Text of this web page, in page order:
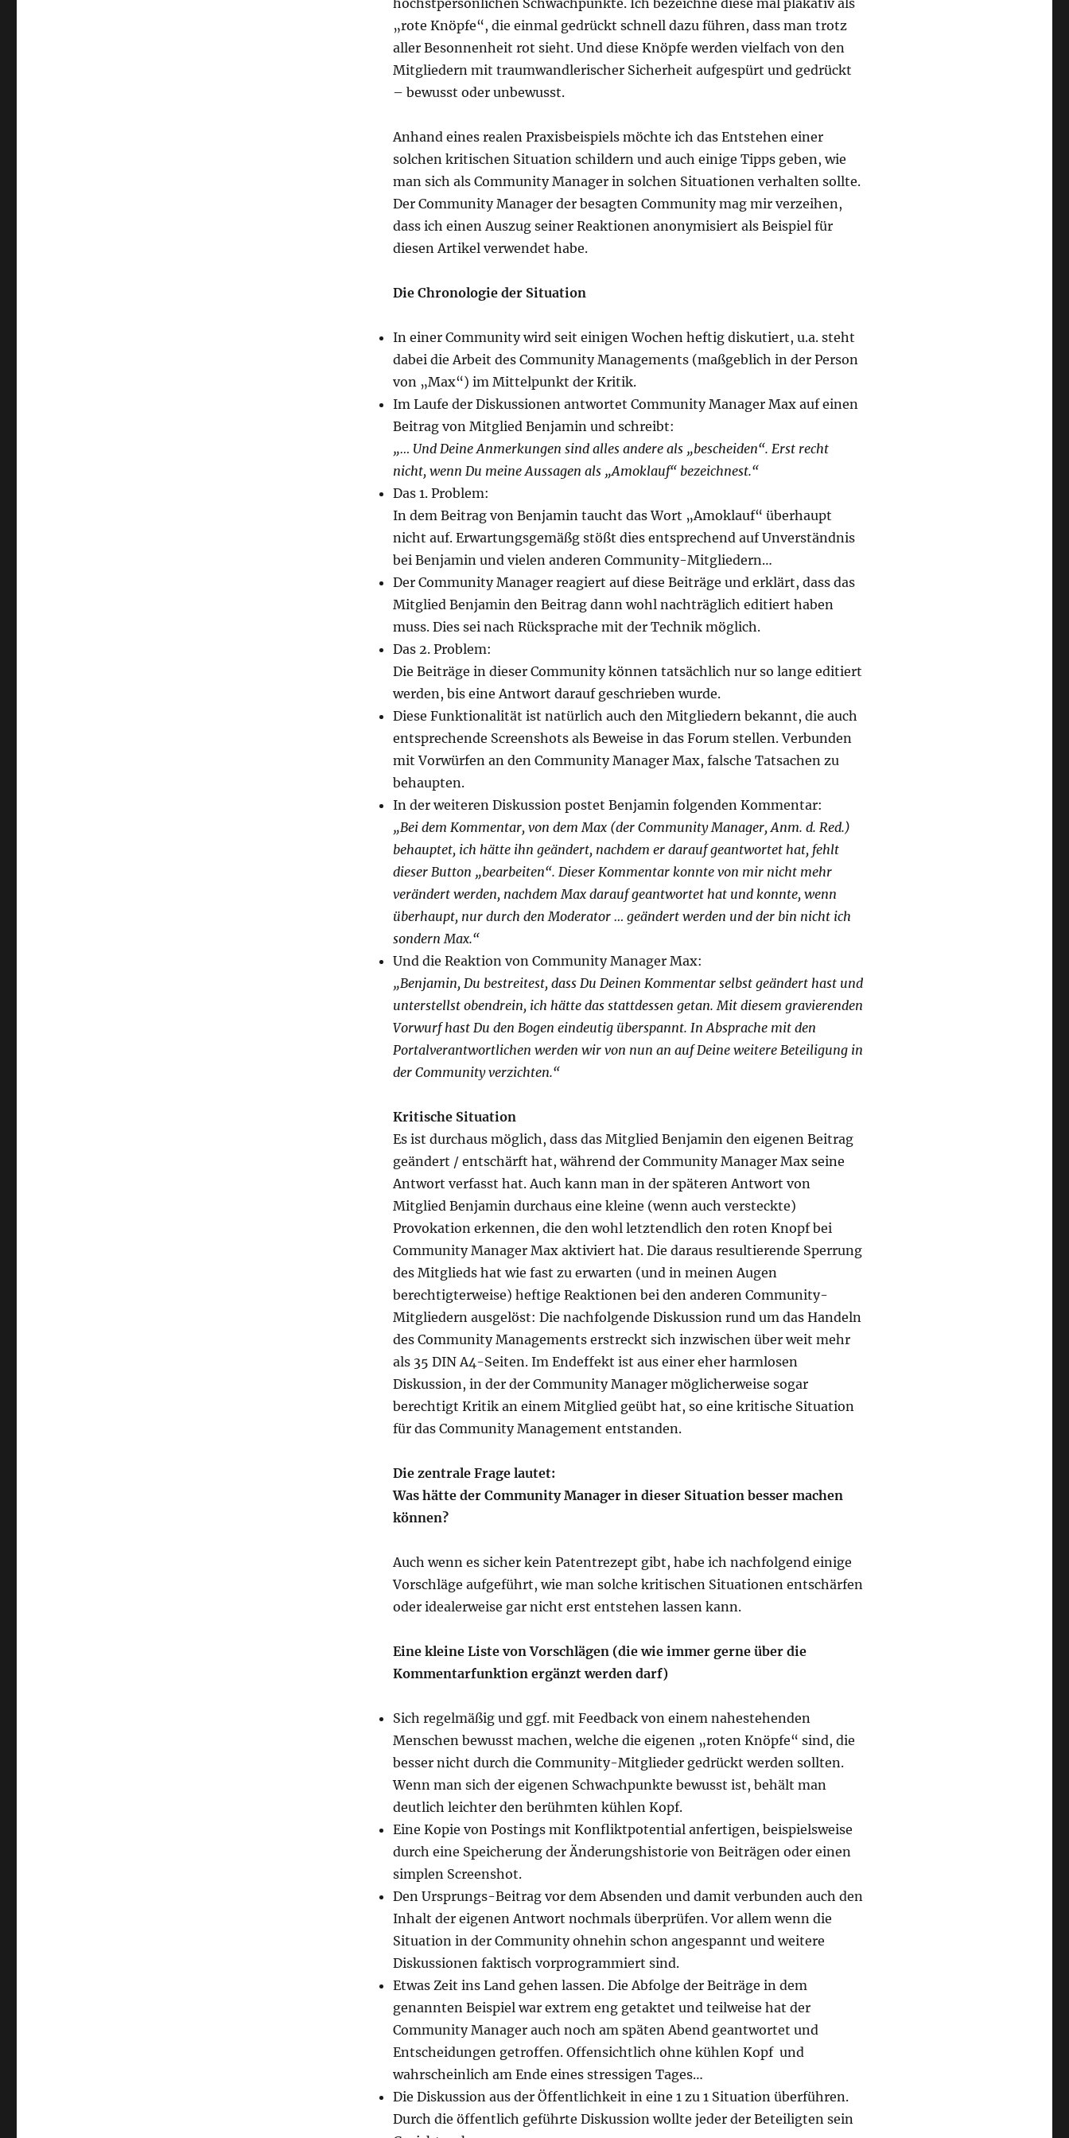
höchstpersönlichen Schwachpunkte. Ich bezeichne diese mal plakativ als
„rote Knöpfe“, die einmal gedrückt schnell dazu führen, dass man trotz
aller Besonnenheit rot sieht. Und diese Knöpfe werden vielfach von den
Mitgliedern mit traumwandlerischer Sicherheit aufgespürt und gedrückt
– bewusst oder unbewusst.
Anhand eines realen Praxisbeispiels möchte ich das Entstehen einer
solchen kritischen Situation schildern und auch einige Tipps geben, wie
man sich als Community Manager in solchen Situationen verhalten sollte.
Der Community Manager der besagten Community mag mir verzeihen,
dass ich einen Auszug seiner Reaktionen anonymisiert als Beispiel für
diesen Artikel verwendet habe.
Die Chronologie der Situation
In einer Community wird seit einigen Wochen heftig diskutiert, u.a. steht
dabei die Arbeit des Community Managements (maßgeblich in der Person
von „Max“) im Mittelpunkt der Kritik.
Im Laufe der Diskussionen antwortet Community Manager Max auf einen
Beitrag von Mitglied Benjamin und schreibt:
„… Und Deine Anmerkungen sind alles andere als „bescheiden“. Erst recht
nicht, wenn Du meine Aussagen als „Amoklauf“ bezeichnest.“
Das 1. Problem:
In dem Beitrag von Benjamin taucht das Wort „Amoklauf“ überhaupt
nicht auf. Erwartungsgemäßg stößt dies entsprechend auf Unverständnis
bei Benjamin und vielen anderen Community-Mitgliedern…
Der Community Manager reagiert auf diese Beiträge und erklärt, dass das
Mitglied Benjamin den Beitrag dann wohl nachträglich editiert haben
muss. Dies sei nach Rücksprache mit der Technik möglich.
Das 2. Problem:
Die Beiträge in dieser Community können tatsächlich nur so lange editiert
werden, bis eine Antwort darauf geschrieben wurde.
Diese Funktionalität ist natürlich auch den Mitgliedern bekannt, die auch
entsprechende Screenshots als Beweise in das Forum stellen. Verbunden
mit Vorwürfen an den Community Manager Max, falsche Tatsachen zu
behaupten.
In der weiteren Diskussion postet Benjamin folgenden Kommentar:
„Bei dem Kommentar, von dem Max (der Community Manager, Anm. d. Red.)
behauptet, ich hätte ihn geändert, nachdem er darauf geantwortet hat, fehlt
dieser Button „bearbeiten“. Dieser Kommentar konnte von mir nicht mehr
verändert werden, nachdem Max darauf geantwortet hat und konnte, wenn
überhaupt, nur durch den Moderator … geändert werden und der bin nicht ich
sondern Max.“
Und die Reaktion von Community Manager Max:
„Benjamin, Du bestreitest, dass Du Deinen Kommentar selbst geändert hast und
unterstellst obendrein, ich hätte das stattdessen getan. Mit diesem gravierenden
Vorwurf hast Du den Bogen eindeutig überspannt. In Absprache mit den
Portalverantwortlichen werden wir von nun an auf Deine weitere Beteiligung in
der Community verzichten.“
Kritische Situation
Es ist durchaus möglich, dass das Mitglied Benjamin den eigenen Beitrag
geändert / entschärft hat, während der Community Manager Max seine
Antwort verfasst hat. Auch kann man in der späteren Antwort von
Mitglied Benjamin durchaus eine kleine (wenn auch versteckte)
Provokation erkennen, die den wohl letztendlich den roten Knopf bei
Community Manager Max aktiviert hat. Die daraus resultierende Sperrung
des Mitglieds hat wie fast zu erwarten (und in meinen Augen
berechtigterweise) heftige Reaktionen bei den anderen Community-
Mitgliedern ausgelöst: Die nachfolgende Diskussion rund um das Handeln
des Community Managements erstreckt sich inzwischen über weit mehr
als 35 DIN A4-Seiten. Im Endeffekt ist aus einer eher harmlosen
Diskussion, in der der Community Manager möglicherweise sogar
berechtigt Kritik an einem Mitglied geübt hat, so eine kritische Situation
für das Community Management entstanden.
Die zentrale Frage lautet:
Was hätte der Community Manager in dieser Situation besser machen
können?
Auch wenn es sicher kein Patentrezept gibt, habe ich nachfolgend einige
Vorschläge aufgeführt, wie man solche kritischen Situationen entschärfen
oder idealerweise gar nicht erst entstehen lassen kann.
Eine kleine Liste von Vorschlägen (die wie immer gerne über die
Kommentarfunktion ergänzt werden darf)
Sich regelmäßig und ggf. mit Feedback von einem nahestehenden
Menschen bewusst machen, welche die eigenen „roten Knöpfe“ sind, die
besser nicht durch die Community-Mitglieder gedrückt werden sollten.
Wenn man sich der eigenen Schwachpunkte bewusst ist, behält man
deutlich leichter den berühmten kühlen Kopf.
Eine Kopie von Postings mit Konfliktpotential anfertigen, beispielsweise
durch eine Speicherung der Änderungshistorie von Beiträgen oder einen
simplen Screenshot.
Den Ursprungs-Beitrag vor dem Absenden und damit verbunden auch den
Inhalt der eigenen Antwort nochmals überprüfen. Vor allem wenn die
Situation in der Community ohnehin schon angespannt und weitere
Diskussionen faktisch vorprogrammiert sind.
Etwas Zeit ins Land gehen lassen. Die Abfolge der Beiträge in dem
genannten Beispiel war extrem eng getaktet und teilweise hat der
Community Manager auch noch am späten Abend geantwortet und
Entscheidungen getroffen. Offensichtlich ohne kühlen Kopf und
wahrscheinlich am Ende eines stressigen Tages…
Die Diskussion aus der Öffentlichkeit in eine 1 zu 1 Situation überführen.
Durch die öffentlich geführte Diskussion wollte jeder der Beteiligten sein